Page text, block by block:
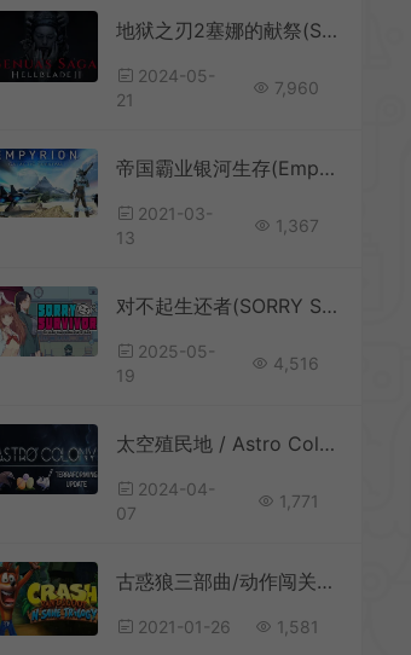
地狱之刃2塞娜的献祭(Senua’s Saga Hellblade II)沉浸式生存动作游戏|下载
2024-05-
21
7,960
帝国霸业银河生存(Empyrion – Galactic Survival)简中|PC|ACT|3D开放世界生存冒险游戏
2021-03-
13
1,367
对不起生还者(SORRY SURVIVOR)2D顶视角动作游戏|下载
2025-05-
19
4,516
太空殖民地 / Astro Colony 无尽宇宙冒险建造游戏
2024-04-
07
1,771
古惑狼三部曲/动作闯关游戏 Crash Bandicoot N Sane Trilogy 下载
2021-01-26 1,581